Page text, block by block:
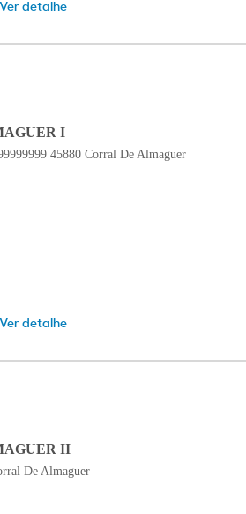
Ver detalhe
I
45880 Corral De Almaguer
Ver detalhe
II
De Almaguer